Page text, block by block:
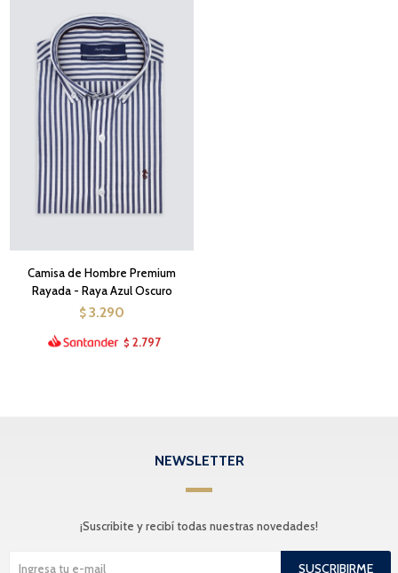
Camisa de Hombre Premium
Rayada - Raya Azul Oscuro
$ 3.290
$ 2.797
NEWSLETTER
¡Suscribite y recibí todas nuestras novedades!
SUSCRIBIRME